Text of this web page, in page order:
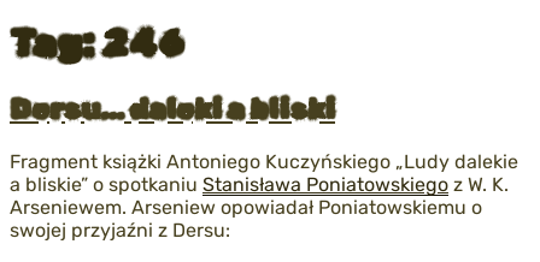
Tag:246
Opublikowane
w
Dersu… daleki a bliski
Fragment książki Antoniego Kuczyńskiego „Ludy dalekie
a bliskie” o spotkaniu Stanisława Poniatowskiego z W. K.
Arseniewem. Arseniew opowiadał Poniatowskiemu o
swojej przyjaźni z Dersu: